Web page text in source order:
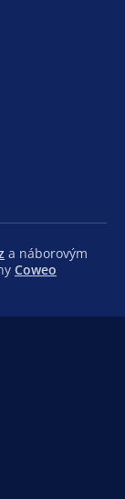
a náborovým
Coweo